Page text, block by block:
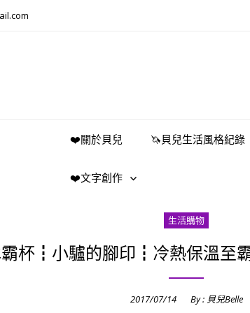
❤️關於貝兒 🦄️貝兒生活風格紀錄
❤️文字創作
生活購物
杯┇小驢的腳印┇冷熱保溫至
Posted
2017/07/14 By : 貝兒Belle